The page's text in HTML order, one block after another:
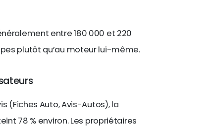
entre 180 000 et 220
plutôt qu’au moteur lui-même.
(Fiches Auto, Avis-Autos), la
78 % environ. Les propriétaires